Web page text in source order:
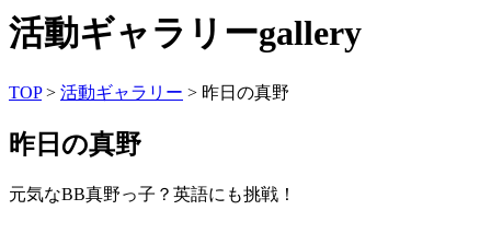
活動ギャラリーgallery
TOP> 活動ギャラリー > 昨日の真野
昨日の真野
元気なBB真野っ子？英語にも挑戦！